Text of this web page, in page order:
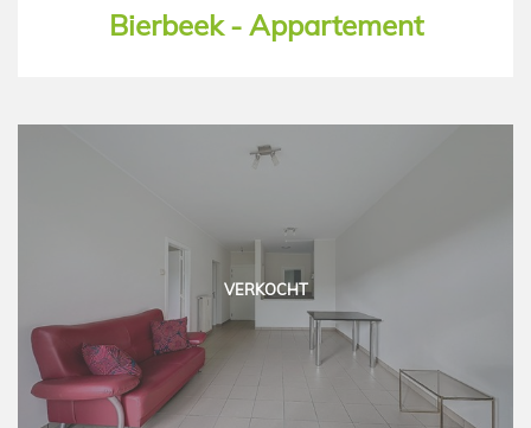
Bierbeek - Appartement
VERKOCHT